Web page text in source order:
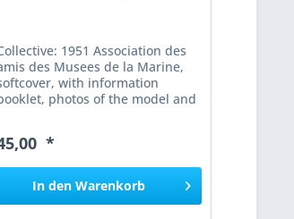
1951 Association des
des Musees de la Marine,
with information
photos of the model and
Language
*
In den Warenkorb